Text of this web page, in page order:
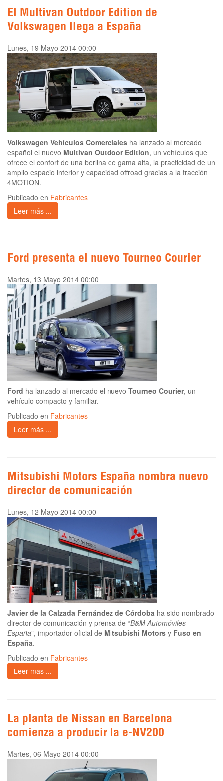
El Multivan Outdoor Edition de
Volkswagen llega a España
Lunes, 19 Mayo 2014 00:00
Volkswagen Vehículos Comerciales ha lanzado al mercado
español el nuevo Multivan Outdoor Edition, un vehículos que
ofrece el confort de una berlina de gama alta, la practicidad de un
amplio espacio interior y capacidad offroad gracias a la tracción
4MOTION.
Publicado en Fabricantes
Leer más ...
Ford presenta el nuevo Tourneo Courier
Martes, 13 Mayo 2014 00:00
Ford ha lanzado al mercado el nuevo Tourneo Courier, un
vehículo compacto y familiar.
Publicado en Fabricantes
Leer más ...
Mitsubishi Motors España nombra nuevo
director de comunicación
Lunes, 12 Mayo 2014 00:00
Javier de la Calzada Fernández de Córdoba ha sido nombrado
director de comunicación y prensa de “B&M Automóviles
España”, importador oficial de Mitsubishi Motors y Fuso en
España.
Publicado en Fabricantes
Leer más ...
La planta de Nissan en Barcelona
comienza a producir la e-NV200
Martes, 06 Mayo 2014 00:00